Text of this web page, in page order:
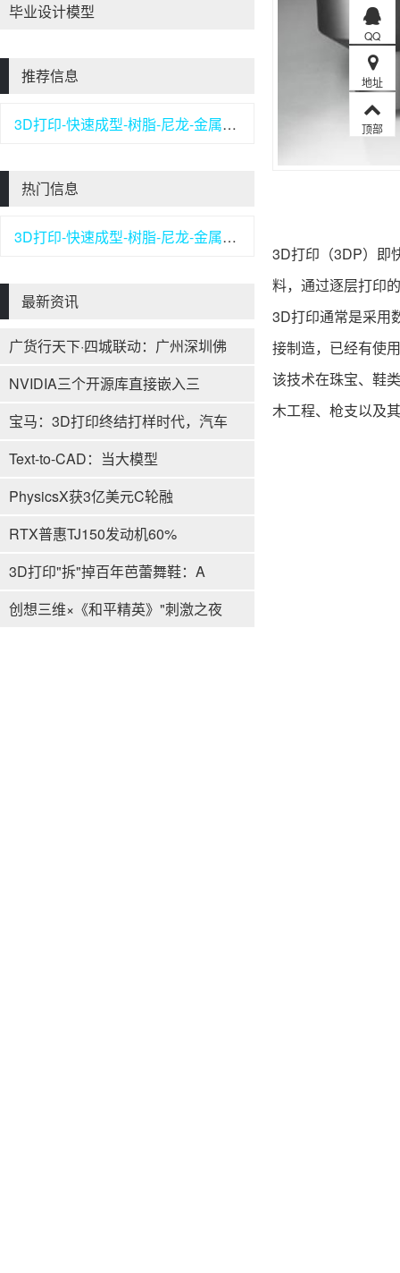
毕业设计模型
推荐信息
3D打印-快速成型-树脂-尼龙-金属打印
热门信息
3D打印-快速成型-树脂-尼龙-金属打印
最新资讯
广货行天下·四城联动：广州深圳佛
NVIDIA三个开源库直接嵌入三
宝马：3D打印终结打样时代，汽车
Text-to-CAD：当大模型
PhysicsX获3亿美元C轮融
RTX普惠TJ150发动机60%
3D打印"拆"掉百年芭蕾舞鞋：A
创想三维×《和平精英》"刺激之夜
3D打印（3DP）即
料，通过逐层打印
3D打印通常是采用
接制造，已经有使
该技术在珠宝、鞋
木工程、枪支以及
QQ
地址
顶部